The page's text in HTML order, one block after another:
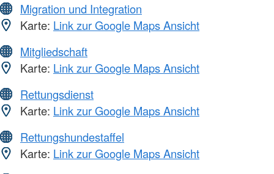
Migration und Integration
Karte: Link zur Google Maps Ansicht
Mitgliedschaft
Karte: Link zur Google Maps Ansicht
Rettungsdienst
Karte: Link zur Google Maps Ansicht
Rettungshundestaffel
Karte: Link zur Google Maps Ansicht